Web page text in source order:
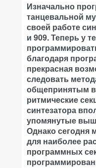
Изначально
танцевальной
своей работе
и 909. Теперь у
благодаря
прекрасная
следовать
общепринятым в
ритмические
синтезатора
упомянутые
Однако
для наиболее
программных